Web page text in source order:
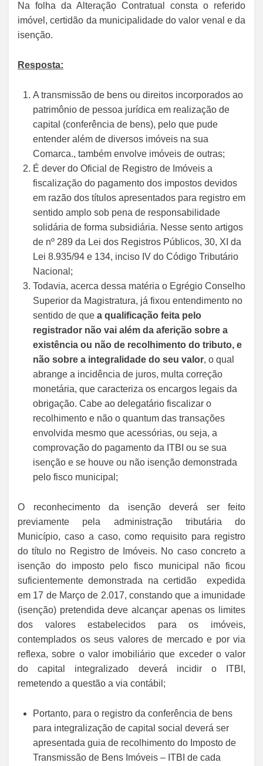
Na folha da Alteração Contratual consta o referido
imóvel, certidão da municipalidade do valor venal e da
isenção.
Resposta:
A transmissão de bens ou direitos incorporados ao
patrimônio de pessoa jurídica em realização de
capital (conferência de bens), pelo que pude
entender além de diversos imóveis na sua
Comarca., também envolve imóveis de outras;
É dever do Oficial de Registro de Imóveis a
fiscalização do pagamento dos impostos devidos
em razão dos títulos apresentados para registro em
sentido amplo sob pena de responsabilidade
solidária de forma subsidiária. Nesse sento artigos
de nº 289 da Lei dos Registros Públicos, 30, XI da
Lei 8.935/94 e 134, inciso IV do Código Tributário
Nacional;
Todavia, acerca dessa matéria o Egrégio Conselho
Superior da Magistratura, já fixou entendimento no
sentido de que a qualificação feita pelo
registrador não vai além da aferição sobre a
existência ou não de recolhimento do tributo, e
não sobre a integralidade do seu valor, o qual
abrange a incidência de juros, multa correção
monetária, que caracteriza os encargos legais da
obrigação. Cabe ao delegatário fiscalizar o
recolhimento e não o quantum das transações
envolvida mesmo que acessórias, ou seja, a
comprovação do pagamento da ITBI ou se sua
isenção e se houve ou não isenção demonstrada
pelo fisco municipal;
O reconhecimento da isenção deverá ser feito
previamente pela administração tributária do
Município, caso a caso, como requisito para registro
do título no Registro de Imóveis. No caso concreto a
isenção do imposto pelo fisco municipal não ficou
suficientemente demonstrada na certidão expedida
em 17 de Março de 2.017, constando que a imunidade
(isenção) pretendida deve alcançar apenas os limites
dos valores estabelecidos para os imóveis,
contemplados os seus valores de mercado e por via
reflexa, sobre o valor imobiliário que exceder o valor
do capital integralizado deverá incidir o ITBI,
remetendo a questão a via contábil;
Portanto, para o registro da conferência de bens
para integralização de capital social deverá ser
apresentada guia de recolhimento do Imposto de
Transmissão de Bens Imóveis – ITBI de cada